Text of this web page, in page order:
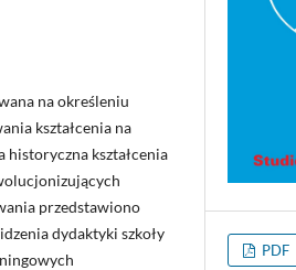
na określeniu
kształcenia na
historyczna kształcenia
przedstawiono
dydaktyki szkoły
PDF